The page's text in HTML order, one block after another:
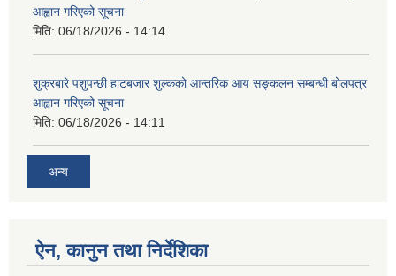
आह्वान गरिएको सूचना
मिति: 06/18/2026 - 14:14
शुक्रबारे पशुपन्छी हाटबजार शुल्कको आन्तरिक आय सङ्कलन सम्बन्धी बोलपत्र
आह्वान गरिएको सूचना
मिति: 06/18/2026 - 14:11
अन्य
ऐन, कानुन तथा निर्देशिका